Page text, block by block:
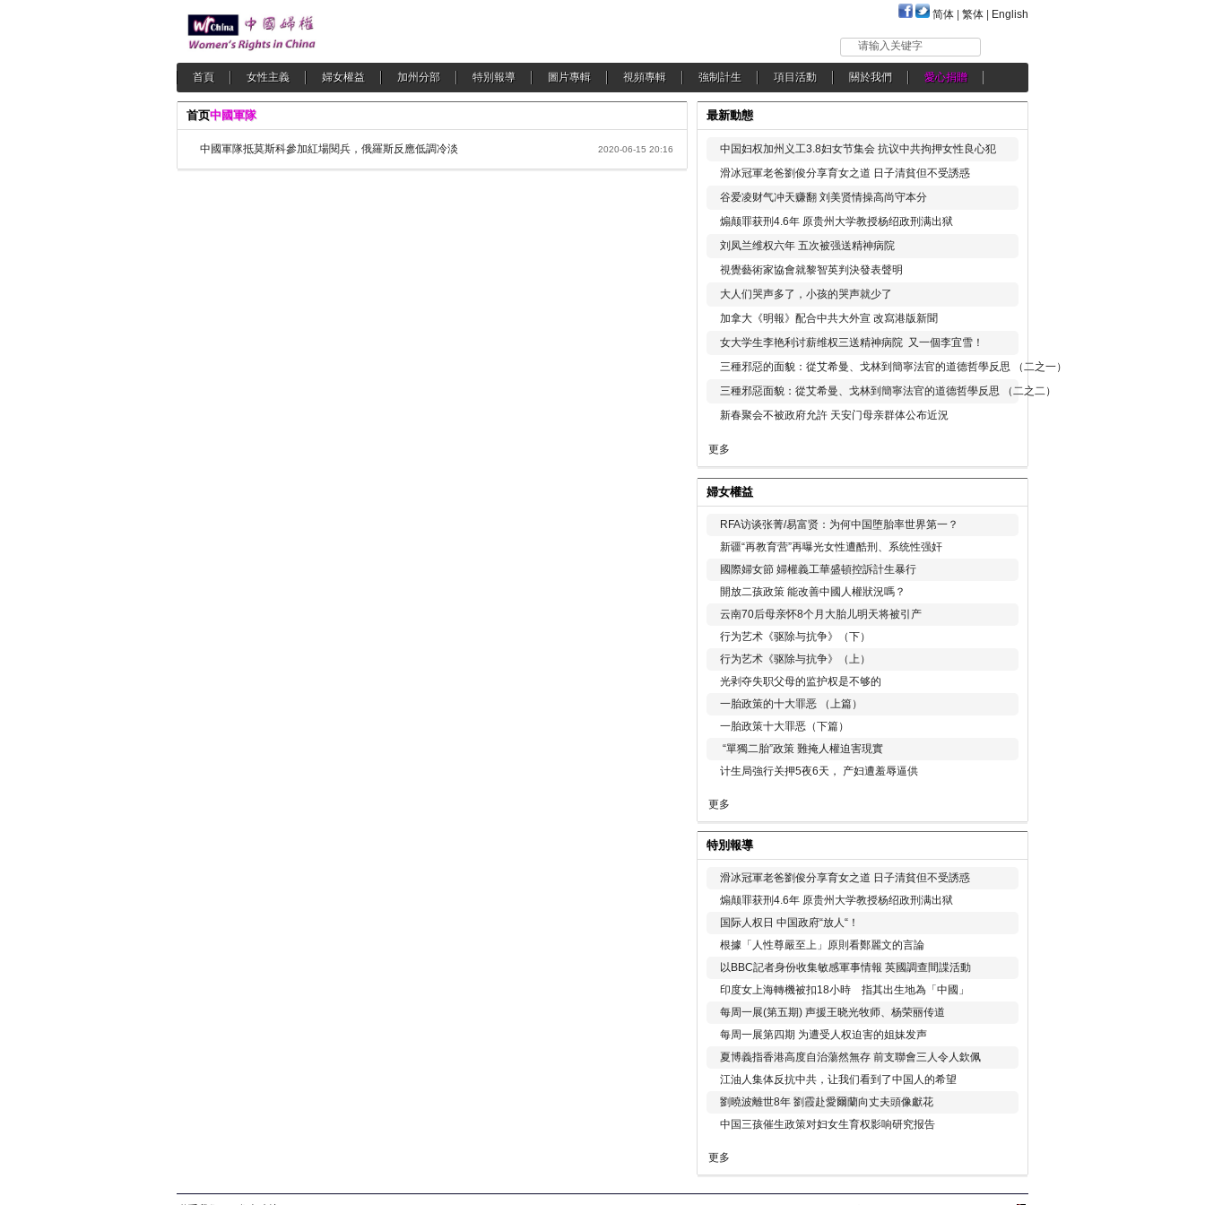
简体 繁体 English
请输入关键字
首頁 女性主義 婦女權益 加州分部 特別報導 圖片專輯 視頻專輯 強制計生 項目活動 關於我們 愛心捐贈
首页中國軍隊
中國軍隊抵莫斯科參加紅場閱兵，俄羅斯反應低調冷淡 2020-06-15 20:16
最新動態
中国妇权加州义工3.8妇女节集会 抗议中共拘押女性良心犯
滑冰冠軍老爸劉俊分享育女之道 日子清貧但不受誘惑
谷爱凌财气冲天赚翻 刘美贤情操高尚守本分
煽颠罪获刑4.6年 原贵州大学教授杨绍政刑满出狱
刘凤兰维权六年 五次被强送精神病院
視覺藝術家協會就黎智英判決發表聲明
大人们哭声多了，小孩的哭声就少了
加拿大《明報》配合中共大外宣 改寫港版新聞
女大学生李艳利讨薪维权三送精神病院 又一個李宜雪！
三種邪惡的面貌：從艾希曼、戈林到簡寧法官的道德哲學反思 （二之一）
三種邪惡面貌：從艾希曼、戈林到簡寧法官的道德哲學反思 （二之二）
新春聚会不被政府允許 天安门母亲群体公布近況
更多
婦女權益
RFA访谈张菁/易富贤：为何中国堕胎率世界第一？
新疆“再教育营”再曝光女性遭酷刑、系统性强奸
國際婦女節 婦權義工華盛頓控訴計生暴行
開放二孩政策 能改善中國人權狀況嗎？
云南70后母亲怀8个月大胎儿明天将被引产
行为艺术《驱除与抗争》（下）
行为艺术《驱除与抗争》（上）
光剥夺失职父母的监护权是不够的
一胎政策的十大罪恶 （上篇）
一胎政策十大罪恶（下篇）
“單獨二胎”政策 難掩人權迫害現實
计生局強行关押5夜6天， 产妇遭羞辱逼供
更多
特別報導
滑冰冠軍老爸劉俊分享育女之道 日子清貧但不受誘惑
煽颠罪获刑4.6年 原贵州大学教授杨绍政刑满出狱
国际人权日 中国政府“放人“！
根據「人性尊嚴至上」原則看鄭麗文的言論
以BBC記者身份收集敏感軍事情報 英國調查間諜活動
印度女上海轉機被扣18小時 指其出生地為「中國」
每周一展(第五期) 声援王晓光牧师、杨荣丽传道
每周一展第四期 为遭受人权迫害的姐妹发声
夏博義指香港高度自治蕩然無存 前支聯會三人令人欽佩
江油人集体反抗中共，让我们看到了中国人的希望
劉曉波離世8年 劉霞赴愛爾蘭向丈夫頭像獻花
中国三孩催生政策对妇女生育权影响研究报告
更多